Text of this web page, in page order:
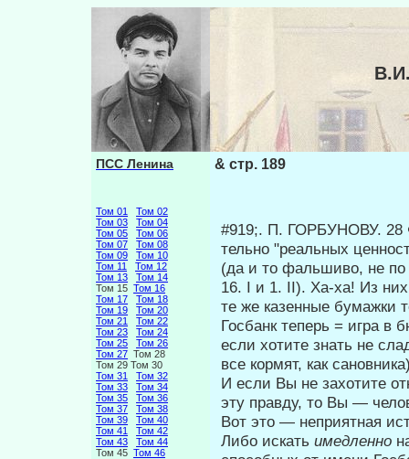
ПСС Ленина
Том 01
Том 02
Том 03
Том 04
Том 05
Том 06
Том 07
Том 08
Том 09
Том 10
Том 11
Том 12
Том 13
Том 14
Том 15 Том 16
Том 17
Том 18
Том 19
Том 20
Том 21
Том 22
Том 23
Том 24
Том 25
Том 26
Том 27 Том 28
Том 29 Том 30
Том 31
Том 32
Том 33
Том 34
Том 35
Том 36
Том 37
Том 38
Том 39
Том 40
Том 41
Том 42
Том 43
Том 44
Том 45 Том 46
& стр. 189
#919;. Π. ГОРБУНОВУ. 28
тельно "реальных
(да и то фальшиво, не по
16. I и 1. II). Ха-ха! Из
те же казенные бумаж­ки
Госбанк теперь = игра в
если хотите знать не
все кормят, как
И если Вы не захотите
эту правду, то Вы —
Вот это — неприятная
Либо искать имедленно